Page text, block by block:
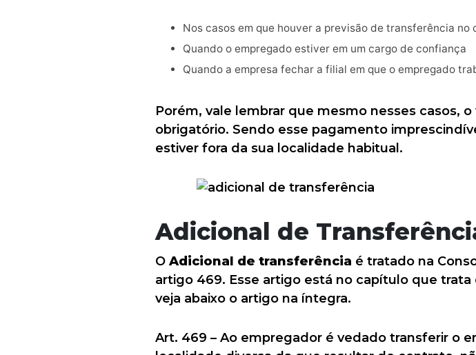
Nos casos em que houver a previsão de transferência
Quando o empregado estiver em um cargo de confiança
Quando a empresa fechar a filial em que o empregado
Porém, vale lembrar que mesmo nesses casos,
obrigatório. Sendo esse pagamento
estiver fora da sua localidade habitual.
Adicional de
O Adicional de transferência é tratado na
artigo 469. Esse artigo está no capítulo que
veja abaixo o artigo na íntegra.
Art. 469 – Ao empregador é vedado transferir o